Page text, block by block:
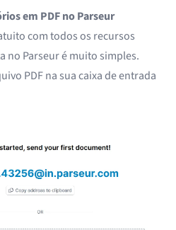
em PDF no Parseur
com todos os recursos
no Parseur é muito simples.
PDF na sua caixa de entrada